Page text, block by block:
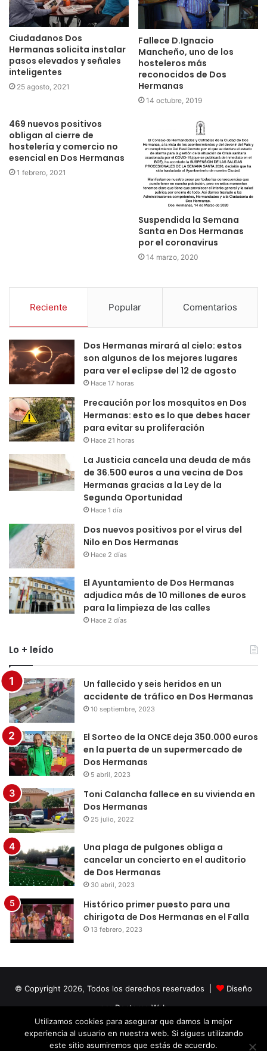
Ciudadanos Dos
Hermanas solicita instalar
pasos elevados y señales
inteligentes
25 agosto, 2021
Fallece D.Ignacio
Mancheño, uno de los
hosteleros más
reconocidos de Dos
Hermanas
14 octubre, 2019
469 nuevos positivos
obligan al cierre de
hostelería y comercio no
esencial en Dos Hermanas
1 febrero, 2021
Suspendida la Semana
Santa en Dos Hermanas
por el coronavirus
14 marzo, 2020
Reciente Popular Comentarios
Dos Hermanas mirará al cielo: estos
son algunos de los mejores lugares
para ver el eclipse del 12 de agosto
Hace 17 horas
Precaución por los mosquitos en Dos
Hermanas: esto es lo que debes hacer
para evitar su proliferación
Hace 21 horas
La Justicia cancela una deuda de más
de 36.500 euros a una vecina de Dos
Hermanas gracias a la Ley de la
Segunda Oportunidad
Hace 1 día
Dos nuevos positivos por el virus del
Nilo en Dos Hermanas
Hace 2 días
El Ayuntamiento de Dos Hermanas
adjudica más de 10 millones de euros
para la limpieza de las calles
Hace 2 días
Lo + leído
Un fallecido y seis heridos en un
accidente de tráfico en Dos Hermanas
10 septiembre, 2023
El Sorteo de la ONCE deja 350.000 euros
en la puerta de un supermercado de
Dos Hermanas
5 abril, 2023
Toni Calancha fallece en su vivienda en
Dos Hermanas
25 julio, 2022
Una plaga de pulgones obliga a
cancelar un concierto en el auditorio
de Dos Hermanas
30 abril, 2023
Histórico primer puesto para una
chirigota de Dos Hermanas en el Falla
13 febrero, 2023
© Copyright 2026, Todos los derechos reservados |
Diseño
por Doctores Web
Facebook
TwitterLinkedInYouTubeInstagram
Utilizamos cookies para asegurar que damos la mejor
experiencia al usuario en nuestra web. Si sigues utilizando
este sitio asumiremos que estás de acuerdo.